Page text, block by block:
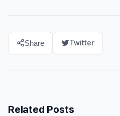
Share Twitter
Related Posts